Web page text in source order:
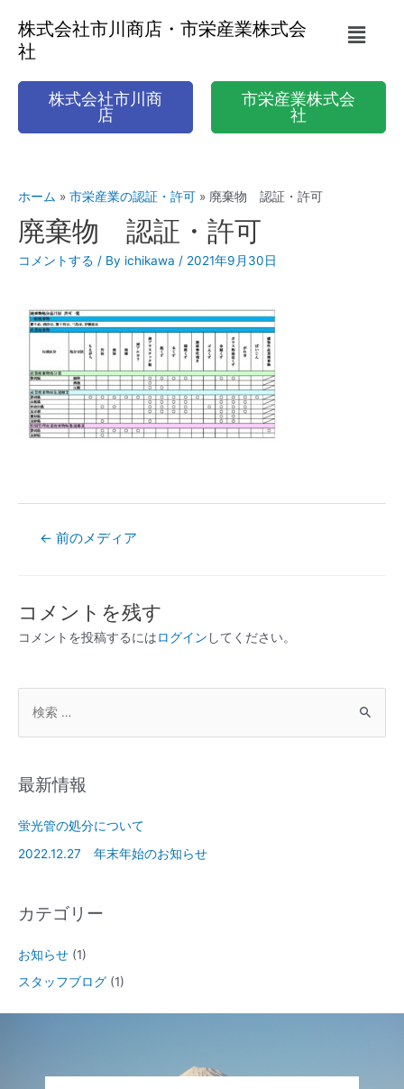
株式会社市川商店・市栄産業株式会
社
株式会社市川商
店
市栄産業株式会
社
ホーム 市栄産業の認証・許可 廃棄物 認証・許可
廃棄物 認証・許可
コメントする / By ichikawa / 2021年9月30日
← 前のメディア
コメントを残す
コメントを投稿するにはログイン してください。
最新情報
蛍光管の処分について
2022.12.27 年末年始のお知らせ
カテゴリー
お知らせ (1)
スタッフブログ (1)